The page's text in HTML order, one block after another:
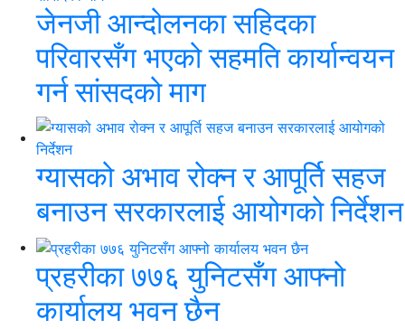
जेनजी आन्दोलनका सहिदका
परिवारसँग भएको सहमति कार्यान्वयन
गर्न सांसदको माग
ग्यासको अभाव रोक्न र आपूर्ति सहज
बनाउन सरकारलाई आयोगको निर्देशन
प्रहरीका ७७६ युनिटसँग आफ्नो
कार्यालय भवन छैन